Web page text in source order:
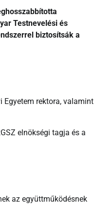
Testnevelési és
biztosítsák a
Egyetem rektora, valamint
elnökségi tagja és a
az együttműködésnek